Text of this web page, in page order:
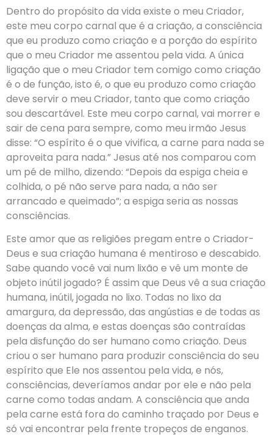
Dentro do propósito da vida existe o meu Criador,
este meu corpo carnal que é a criação, a consciência
que eu produzo como criação e a porção do espírito
que o meu Criador me assentou pela vida. A única
ligação que o meu Criador tem comigo como criação
é o de função, isto é, o que eu produzo como criação
deve servir o meu Criador, tanto que como criação
sou descartável. Este meu corpo carnal, vai morrer e
sair de cena para sempre, como meu irmão Jesus
disse: “O espírito é o que vivifica, a carne para nada se
aproveita para nada.” Jesus até nos comparou com
um pé de milho, dizendo: “Depois da espiga cheia e
colhida, o pé não serve para nada, a não ser
arrancado e queimado”; a espiga seria as nossas
consciências.
Este amor que as religiões pregam entre o Criador-
Deus e sua criação humana é mentiroso e descabido.
Sabe quando você vai num lixão e vê um monte de
objeto inútil jogado? É assim que Deus vê a sua criação
humana, inútil, jogada no lixo. Todas no lixo da
amargura, da depressão, das angústias e de todas as
doenças da alma, e estas doenças são contraídas
pela disfunção do ser humano como criação. Deus
criou o ser humano para produzir consciência do seu
espírito que Ele nos assentou pela vida, e nós,
consciências, deveríamos andar por ele e não pela
carne como todas andam. A consciência que anda
pela carne está fora do caminho traçado por Deus e
só vai encontrar pela frente tropeços de enganos.